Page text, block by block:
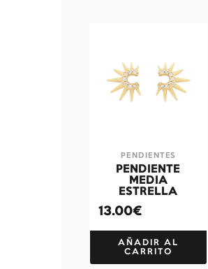
PENDIENTES
PENDIENTE
MEDIA
ESTRELLA
13.00€
AÑADIR AL
CARRITO